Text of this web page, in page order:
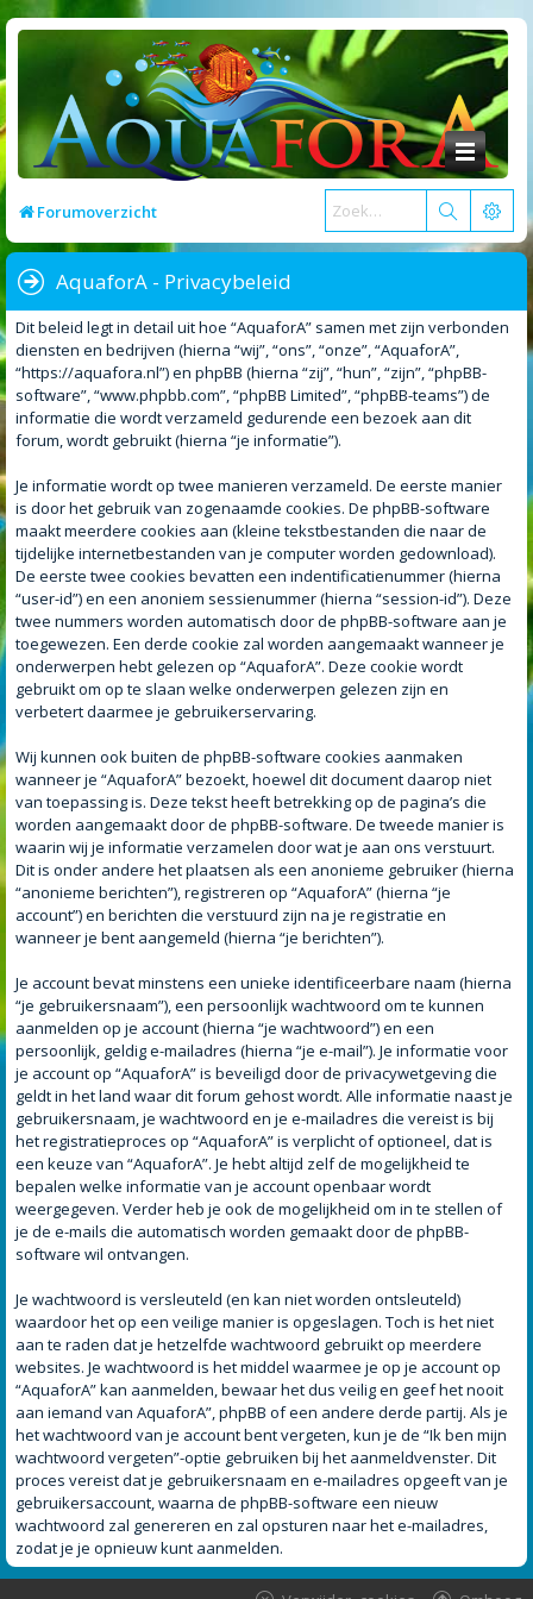
Forumoverzicht
AquaforA - Privacybeleid
Dit beleid legt in detail uit hoe “AquaforA” samen met zijn verbonden
diensten en bedrijven (hierna “wij”, “ons”, “onze”, “AquaforA”,
“https://aquafora.nl”) en phpBB (hierna “zij”, “hun”, “zijn”, “phpBB-
software”, “www.phpbb.com”, “phpBB Limited”, “phpBB-teams”) de
informatie die wordt verzameld gedurende een bezoek aan dit
forum, wordt gebruikt (hierna “je informatie”).
Je informatie wordt op twee manieren verzameld. De eerste manier
is door het gebruik van zogenaamde cookies. De phpBB-software
maakt meerdere cookies aan (kleine tekstbestanden die naar de
tijdelijke internetbestanden van je computer worden gedownload).
De eerste twee cookies bevatten een indentificatienummer (hierna
“user-id”) en een anoniem sessienummer (hierna “session-id”). Deze
twee nummers worden automatisch door de phpBB-software aan je
toegewezen. Een derde cookie zal worden aangemaakt wanneer je
onderwerpen hebt gelezen op “AquaforA”. Deze cookie wordt
gebruikt om op te slaan welke onderwerpen gelezen zijn en
verbetert daarmee je gebruikerservaring.
Wij kunnen ook buiten de phpBB-software cookies aanmaken
wanneer je “AquaforA” bezoekt, hoewel dit document daarop niet
van toepassing is. Deze tekst heeft betrekking op de pagina’s die
worden aangemaakt door de phpBB-software. De tweede manier is
waarin wij je informatie verzamelen door wat je aan ons verstuurt.
Dit is onder andere het plaatsen als een anonieme gebruiker (hierna
“anonieme berichten”), registreren op “AquaforA” (hierna “je
account”) en berichten die verstuurd zijn na je registratie en
wanneer je bent aangemeld (hierna “je berichten”).
Je account bevat minstens een unieke identificeerbare naam (hierna
“je gebruikersnaam”), een persoonlijk wachtwoord om te kunnen
aanmelden op je account (hierna “je wachtwoord”) en een
persoonlijk, geldig e-mailadres (hierna “je e-mail”). Je informatie voor
je account op “AquaforA” is beveiligd door de privacywetgeving die
geldt in het land waar dit forum gehost wordt. Alle informatie naast je
gebruikersnaam, je wachtwoord en je e-mailadres die vereist is bij
het registratieproces op “AquaforA” is verplicht of optioneel, dat is
een keuze van “AquaforA”. Je hebt altijd zelf de mogelijkheid te
bepalen welke informatie van je account openbaar wordt
weergegeven. Verder heb je ook de mogelijkheid om in te stellen of
je de e-mails die automatisch worden gemaakt door de phpBB-
software wil ontvangen.
Je wachtwoord is versleuteld (en kan niet worden ontsleuteld)
waardoor het op een veilige manier is opgeslagen. Toch is het niet
aan te raden dat je hetzelfde wachtwoord gebruikt op meerdere
websites. Je wachtwoord is het middel waarmee je op je account op
“AquaforA” kan aanmelden, bewaar het dus veilig en geef het nooit
aan iemand van AquaforA”, phpBB of een andere derde partij. Als je
het wachtwoord van je account bent vergeten, kun je de “Ik ben mijn
wachtwoord vergeten”-optie gebruiken bij het aanmeldvenster. Dit
proces vereist dat je gebruikersnaam en e-mailadres opgeeft van je
gebruikersaccount, waarna de phpBB-software een nieuw
wachtwoord zal genereren en zal opsturen naar het e-mailadres,
zodat je je opnieuw kunt aanmelden.